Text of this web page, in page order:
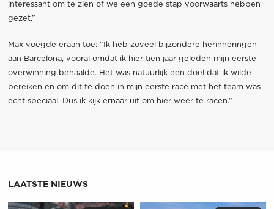
interessant om te zien of we een goede stap voorwaarts hebben
gezet.”
Max voegde eraan toe: “Ik heb zoveel bijzondere herinneringen
aan Barcelona, ​​vooral omdat ik hier tien jaar geleden mijn eerste
overwinning behaalde. Het was natuurlijk een doel dat ik wilde
bereiken en om dit te doen in mijn eerste race met het team was
echt speciaal. Dus ik kijk ernaar uit om hier weer te racen.”
LAATSTE NIEUWS